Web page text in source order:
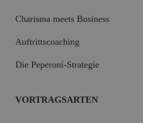
Charisma meets Business
Auftrittscoaching
Die Peperoni-Strategie
VORTRAGSARTEN